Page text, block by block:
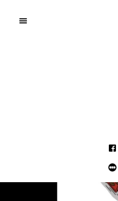
Quai10